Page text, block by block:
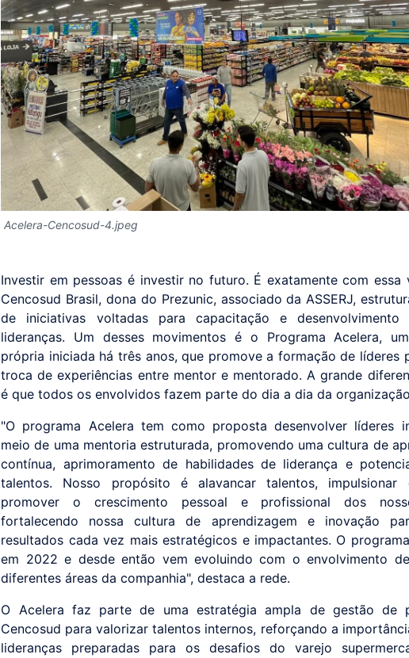
Acelera-Cencosud-4.jpeg
Investir em pessoas é investir no futuro. É exatamente com essa
Cencosud Brasil, dona do Prezunic, associado da ASSERJ,
de iniciativas voltadas para capacitação e
lideranças. Um desses movimentos é o Programa Acelera,
própria iniciada há três anos, que promove a formação de líderes
troca de experiências entre mentor e mentorado. A grande
é que todos os envolvidos fazem parte do dia a dia da
"O programa Acelera tem como proposta desenvolver líderes
meio de uma mentoria estruturada, promovendo uma cultura de
contínua, aprimoramento de habilidades de liderança e
talentos. Nosso propósito é alavancar talentos, impulsionar
promover o crescimento pessoal e profissional dos
fortalecendo nossa cultura de aprendizagem e inovação
resultados cada vez mais estratégicos e impactantes. O
em 2022 e desde então vem evoluindo com o envolvimento
diferentes áreas da companhia", destaca a rede.
O Acelera faz parte de uma estratégia ampla de gestão de
Cencosud para valorizar talentos internos, reforçando a
lideranças preparadas para os desafios do varejo